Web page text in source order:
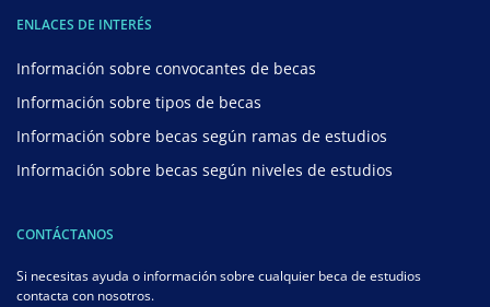
ENLACES DE INTERÉS
Información sobre convocantes de becas
Información sobre tipos de becas
Información sobre becas según ramas de estudios
Información sobre becas según niveles de estudios
CONTÁCTANOS
Si necesitas ayuda o información sobre cualquier beca de estudios
contacta con nosotros.